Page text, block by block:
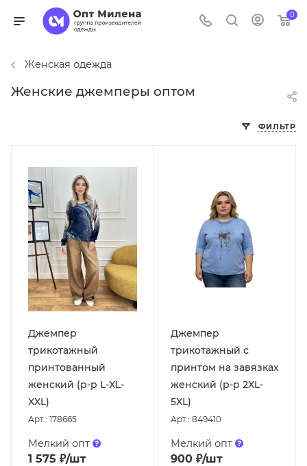
0
Женская одежда
Женские джемперы оптом
ФИЛЬТР
Джемпер
трикотажный
принтованный
женский (р-р L-XL-
XXL)
Арт.: 178665
Мелкий опт
1 575 ₽/шт
Джемпер
трикотажный с
принтом на завязках
женский (р-р 2XL-
5XL)
Арт.: 849410
Мелкий опт
900₽/шт